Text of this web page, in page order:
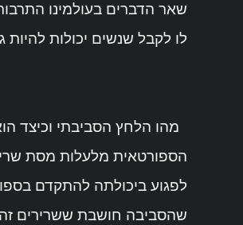
שאר הדברים בעולמינו
לו לקבל שנשים יכולות להיות
מהו הלחץ הסביבתי וכיצד
הספורטאית מלעלות מסת
לפגוע ביכולתה להתקדם
שהסביבה חושבת ששרירים